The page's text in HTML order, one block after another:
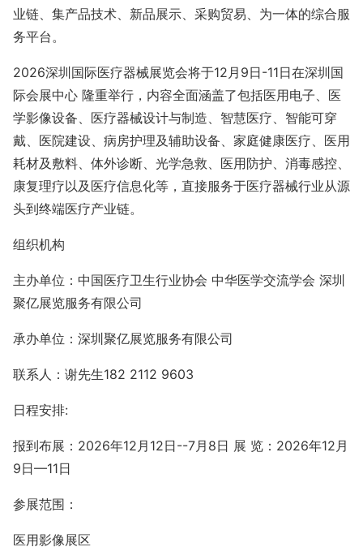
业链、集产品技术、新品展示、采购贸易、为一体的综合服
务平台。
2026深圳国际医疗器械展览会将于12月 9日-11日在深圳国
际会展中心 隆重举行，内容全面涵盖了包括医用电子、医
学影像设备、医疗器械设计与制造、智慧医疗、智能可穿
戴、医院建设、病房护理及辅助设备、家庭健康医疗、医用
耗材及敷料、体外诊断、光学急救、医用防护、消毒感控、
康复理疗以及医疗信息化等，直接服务于医疗器械行业从源
头到终端医疗产业链。
组织机构
主办单位： 中国医疗卫生行业协会 中华医学交流学会 深圳
聚亿展览服务有限公司
承办单位：深圳聚亿展览服务有限公司
联系人：谢先生182 2112 9603
日程安排:
报到布展： 2026年12月 12日--7月 8日 展 览： 2026年12月
9日—11日
参展范围：
医用影像展区